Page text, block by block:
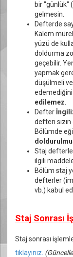
bir "günlük"
gelmesin.
Defterde
Kalem
yüzü de
doldurma
geçebilir.
yapmak
düşülmeli ve
edilemez
Defter
defteri sizin
Bölümde
Staj
ilgili
Bölüm staj
defterler
vb.) kabul
Staj Sonrası
Staj sonrası
tıklayınız.